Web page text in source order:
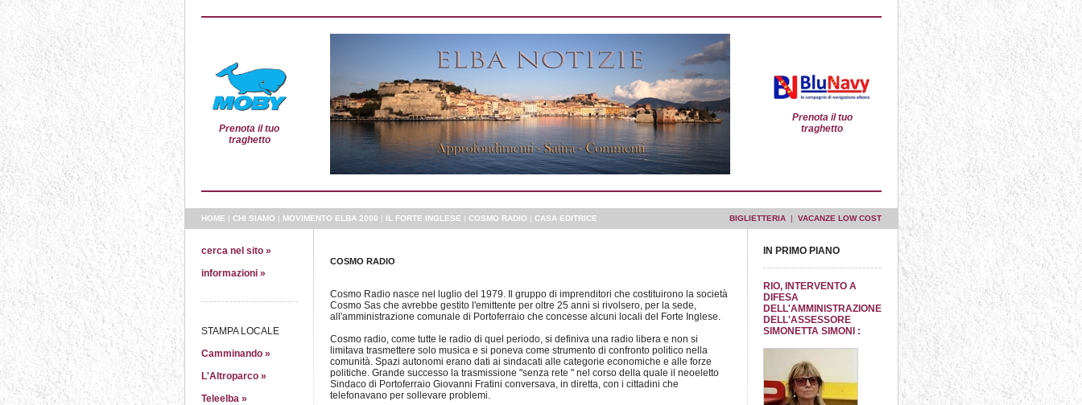
Prenota il tuo
traghetto
Prenota il tuo
traghetto
HOME | CHI SIAMO | MOVIMENTO ELBA 2000 | IL FORTE INGLESE | COSMO RADIO | CASA EDITRICE BIGLIETTERIA | VACANZE LOW COST
cerca nel sito »
informazioni »
STAMPA LOCALE
Camminando »
L'Altroparco »
Teleelba »
COSMO RADIO
Cosmo Radio nasce nel luglio del 1979. Il gruppo di imprenditori che costituirono la società
Cosmo Sas che avrebbe gestito l'emittente per oltre 25 anni si rivolsero, per la sede,
all'amministrazione comunale di Portoferraio che concesse alcuni locali del Forte Inglese.
Cosmo radio, come tutte le radio di quel periodo, si definiva una radio libera e non si
limitava trasmettere solo musica e si poneva come strumento di confronto politico nella
comunità. Spazi autonomi erano dati ai sindacati alle categorie economiche e alle forze
politiche. Grande successo la trasmissione "senza rete " nel corso della quale il neoeletto
Sindaco di Portoferraio Giovanni Fratini conversava, in diretta, con i cittadini che
telefonavano per sollevare problemi.
IN PRIMO PIANO
RIO, INTERVENTO A
DIFESA
DELL'AMMINISTRAZIONE
DELL'ASSESSORE
SIMONETTA SIMONI :